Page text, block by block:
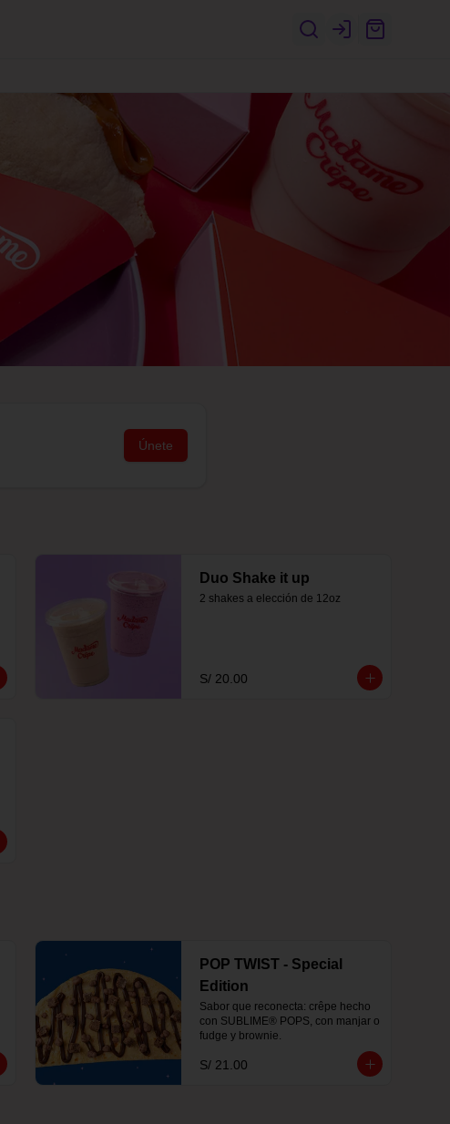
Login
Únete
Duo Shake it up
2 shakes a elección de 12oz
S/ 20.00
POP TWIST - Special
Edition
Sabor que reconecta: crêpe hecho
con SUBLIME® POPS, con manjar o
fudge y brownie.
S/ 21.00